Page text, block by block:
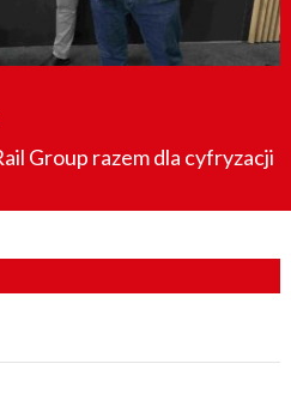
Group razem dla cyfryzacji